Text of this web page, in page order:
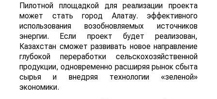
Пилотной площадкой для реализации проекта
может стать город Алатау. эффективного
использования возобновляемых источников
энергии. Если проект будет реализован,
Казахстан сможет развивать новое направление
глубокой переработки сельскохозяйственной
продукции, одновременно расширяя рынок сбыта
сырья и внедряя технологии «зеленой»
экономики.